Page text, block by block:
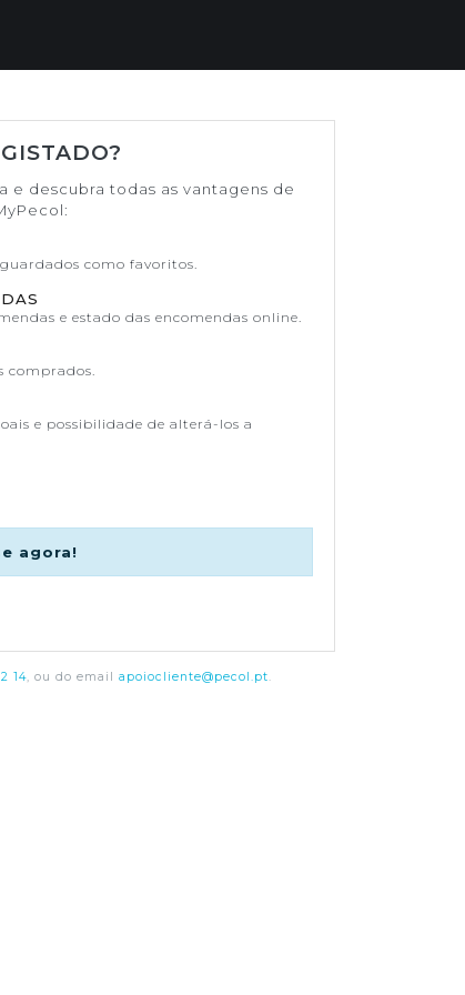
e descubra todas as vantagens de
como favoritos.
e estado das encomendas online.
comprados.
e possibilidade de alterá-los a
agora!
14, ou do email apoiocliente@pecol.pt.